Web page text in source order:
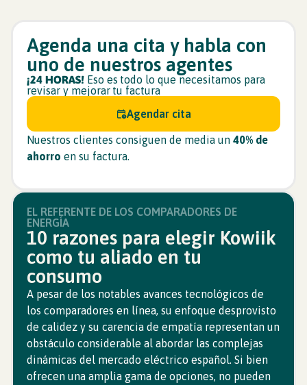
Agenda una cita y habla con
uno de nuestros agentes
¡24 HORAS!Eso es todo lo que necesitamos para
revisar y mejorar tu factura
Agendar cita
Nuestros clientes consiguen de media un 40% de
ahorro en su factura.
EL REFERENTE DE LOS COMPARADORES DE
ENERGÍA
10 razones para elegir Kowiik
como tu aliado en tu
consumo
A pesar de los notables avances tecnológicos de
los comparadores en línea, su enfoque desprovisto
de calidez y su carencia de empatía representan un
obstáculo considerable al abordar las complejas
dinámicas del mercado eléctrico español. Si bien
ofrecen una amplia gama de opciones, no pueden